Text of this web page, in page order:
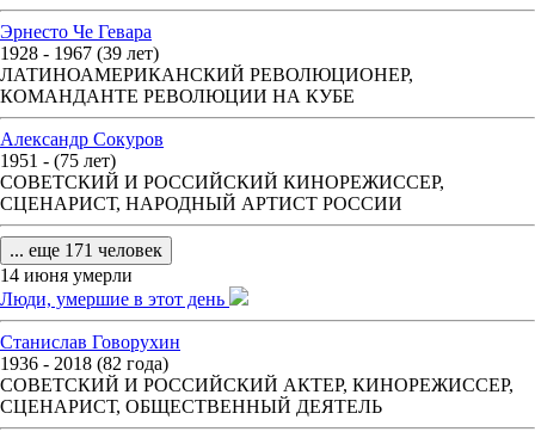
Эрнесто Че Гевара
1928 - 1967 (39 лет)
ЛАТИНОАМЕРИКАНСКИЙ РЕВОЛЮЦИОНЕР,
КОМАНДАНТЕ РЕВОЛЮЦИИ НА КУБЕ
Александр Сокуров
1951 - (75 лет)
СОВЕТСКИЙ И РОССИЙСКИЙ КИНОРЕЖИССЕР,
СЦЕНАРИСТ, НАРОДНЫЙ АРТИСТ РОССИИ
... еще 171 человек
14 июня умерли
Люди, умершие в этот день
Станислав Говорухин
1936 - 2018 (82 года)
СОВЕТСКИЙ И РОССИЙСКИЙ АКТЕР, КИНОРЕЖИССЕР,
СЦЕНАРИСТ, ОБЩЕСТВЕННЫЙ ДЕЯТЕЛЬ